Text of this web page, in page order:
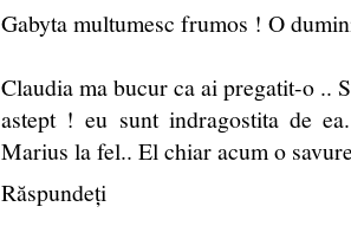
Gabyta multumesc frumos ! O
Claudia ma bucur ca ai pregatit-o ..
astept ! eu sunt indragostita de
Marius la fel.. El chiar acum o
Răspundeți